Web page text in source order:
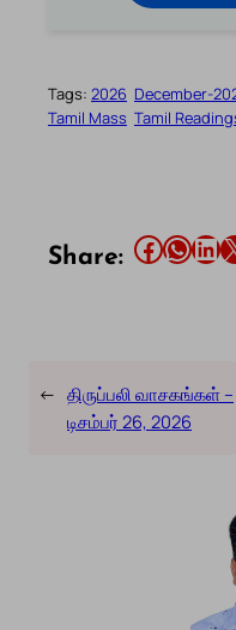
Tags: 2026 December-
Tamil Mass Tamil
Share: Share this article on Facebook Share this article on WhatsApp Share this article on LinkedIn Share this article on X
← திருப்பலி வாசகங்கள் –
டிசம்பர் 26, 2026